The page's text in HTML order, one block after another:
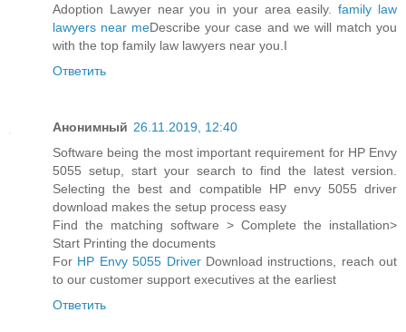
Adoption Lawyer near you in your area easily.family law
lawyers near meDescribe your case and we will match you
with the top family law lawyers near you.I
Ответить
Анонимный 26.11.2019, 12:40
Software being the most important requirement for HP Envy
5055 setup, start your search to find the latest version.
Selecting the best and compatible HP envy 5055 driver
download makes the setup process easy
Find the matching software > Complete the installation>
Start Printing the documents
For HP Envy 5055 DriverDownload instructions, reach out
to our customer support executives at the earliest
Ответить